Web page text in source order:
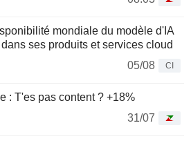
mondiale du modèle d'IA
ses produits et services cloud
05/08
CI
: T'es pas content ? +18%
31/07